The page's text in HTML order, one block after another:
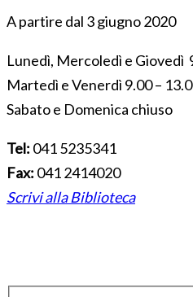
A partire dal 3 giugno 2020
Lunedì, Mercoledì e Giovedì
Martedì e Venerdì 9.00 –
Sabato e Domenica chiuso
Tel: 041 5235341
Fax: 041 2414020
Scrivi alla Biblioteca